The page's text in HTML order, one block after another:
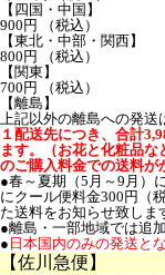
【四国・中国】
900円 （税込）
【東北・中部・関西】
800円 （税込）
【関東】
700円 （税込）
【離島】
上記以外の離島への発送
１配送先につき、合計
ます。（お花と化粧品
のご購入料金での送料が
●春～夏期（5月～9月）
にクール便料金300円（
た送料をお知らせ致し
●離島・一部地域では追
● 日本国内のみの発送と
【佐川急便】